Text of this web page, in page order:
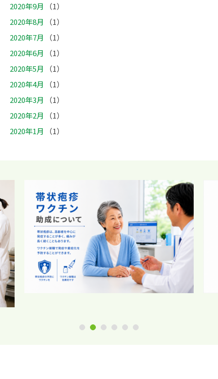
2020年9月
（1）
2020年8月
（1）
2020年7月
（1）
2020年6月
（1）
2020年5月
（1）
2020年4月
（1）
2020年3月
（1）
2020年2月
（1）
2020年1月
（1）
1 2 3 4 5 6